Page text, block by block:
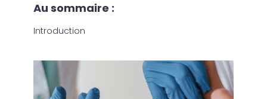
Au sommaire :
Introduction